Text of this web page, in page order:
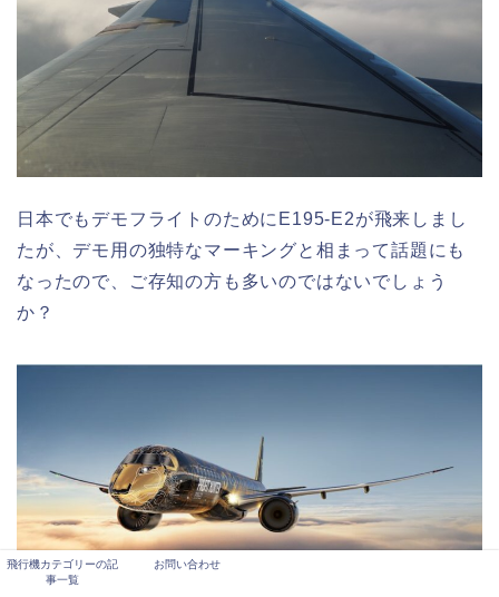
日本でもデモフライトのためにE195-E2が飛来しまし
たが、デモ用の独特なマーキングと相まって話題にも
なったので、ご存知の方も多いのではないでしょう
か？
飛行機カテゴリーの記
事一覧
お問い合わせ